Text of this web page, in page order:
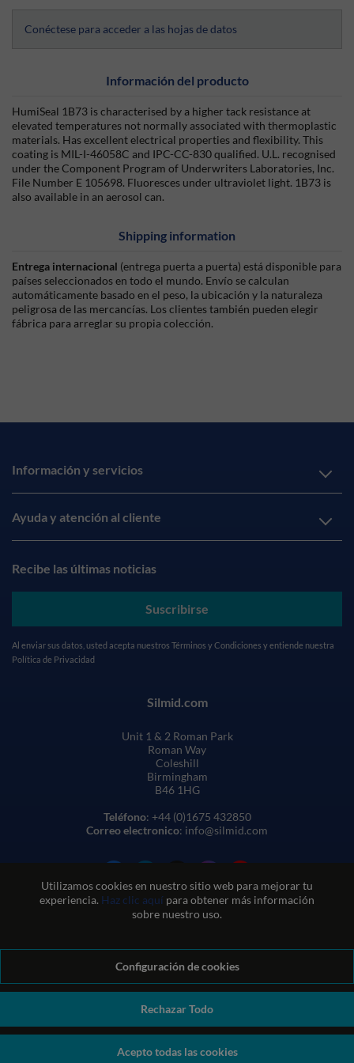
Utilizamos cookies en nuestro sitio web para mejorar tu
experiencia. Haz clic aquí para obtener más información
sobre nuestro uso.
Configuración de cookies
Rechazar Todo
Acepto todas las cookies
Conéctese para acceder a las hojas de datos
Información del producto
HumiSeal 1B73 is characterised by a higher tack resistance at
elevated temperatures not normally associated with thermoplastic
materials. Has excellent electrical properties and flexibility. This
coating is MIL-I-46058C and IPC-CC-830 qualified. U.L. recognised
under the Component Program of Underwriters Laboratories, Inc.
File Number E 105698. Fluoresces under ultraviolet light. 1B73 is
also available in an aerosol can.
Shipping information
Entrega internacional (entrega puerta a puerta) está disponible para
países seleccionados en todo el mundo. Envío se calculan
automáticamente basado en el peso, la ubicación y la naturaleza
peligrosa de las mercancías. Los clientes también pueden elegir
fábrica para arreglar su propia colección.
Información y servicios
Ayuda y atención al cliente
Recibe las últimas noticias
Suscribirse
Al enviar sus datos, usted acepta nuestros Términos y Condiciones y entiende nuestra
Política de Privacidad
Silmid.com
Unit 1 & 2 Roman Park
Roman Way
Coleshill
Birmingham
B46 1HG
Teléfono: +44 (0)1675 432850
Correo electronico: info@silmid.com
Condiciones generales de venta
Condiciones de uso del sitio web
Política de privacidad y cookies
Política de calidad
Política medioambiental
Política REACH
Declaración sobre la esclavitud moderna
number: GB 338 0755 48|ecommerce by red